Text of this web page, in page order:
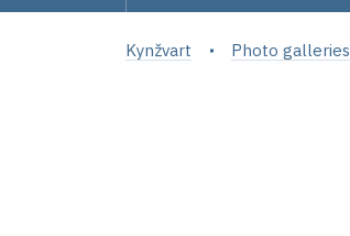
Kynžvart Photo galleries